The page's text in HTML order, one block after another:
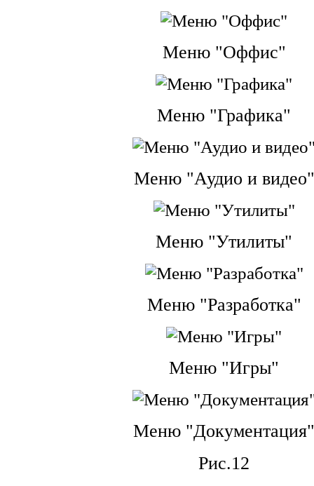
Меню "Оффис"
Меню "Графика"
Меню "Аудио и видео"
Меню "Утилиты"
Меню "Разработка"
Меню "Игры"
Меню "Документация"
Рис.12